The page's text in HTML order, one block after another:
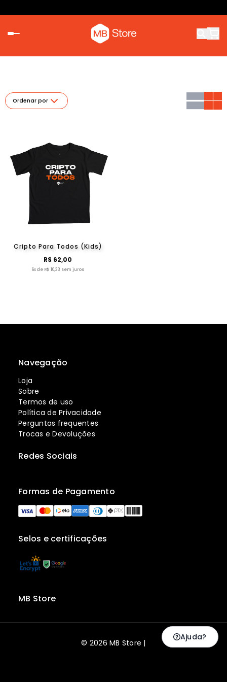
Ordenar por
Cripto Para Todos (Kids)
R$ 62,00
6x de R$ 10,33 sem juros
Navegação
Loja
Sobre
Termos de uso
Política de Privacidade
Perguntas frequentes
Trocas e Devoluções
Selos e certificações
Formas de Pagamento
Redes Sociais
MB Store
© 2026 MB Store |
Ajuda?